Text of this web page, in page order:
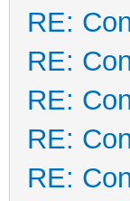
RE:
RE:
RE:
RE:
RE: